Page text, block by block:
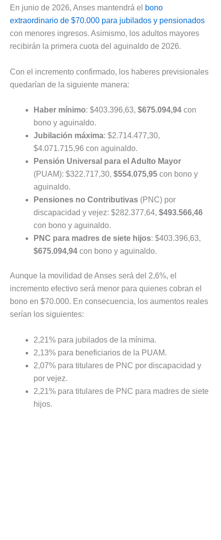
En junio de 2026, Anses mantendrá el
bono
extraordinario de $70.000 para jubilados y pensionados
con menores ingresos. Asimismo, los adultos mayores
recibirán la primera cuota del aguinaldo de 2026.
Con el incremento confirmado, los haberes previsionales
quedarían de la siguiente manera:
Haber mínimo: $403.396,63, $675.094,94 con
bono y aguinaldo.
Jubilación máxima: $2.714.477,30,
$4.071.715,96 con aguinaldo.
Pensión Universal para el Adulto Mayor
(PUAM): $322.717,30, $554.075,95 con bono y
aguinaldo.
Pensiones no Contributivas (PNC) por
discapacidad y vejez: $282.377,64, $493.566,46
con bono y aguinaldo.
PNC para madres de siete hijos: $403.396,63,
$675.094,94 con bono y aguinaldo.
Aunque la movilidad de Anses será del 2,6%, el
incremento efectivo será menor para quienes cobran el
bono en $70.000. En consecuencia, los aumentos reales
serían los siguientes:
2,21% para jubilados de la mínima.
2,13% para beneficiarios de la PUAM.
2,07% para titulares de PNC por discapacidad y
por vejez.
2,21% para titulares de PNC para madres de siete
hijos.